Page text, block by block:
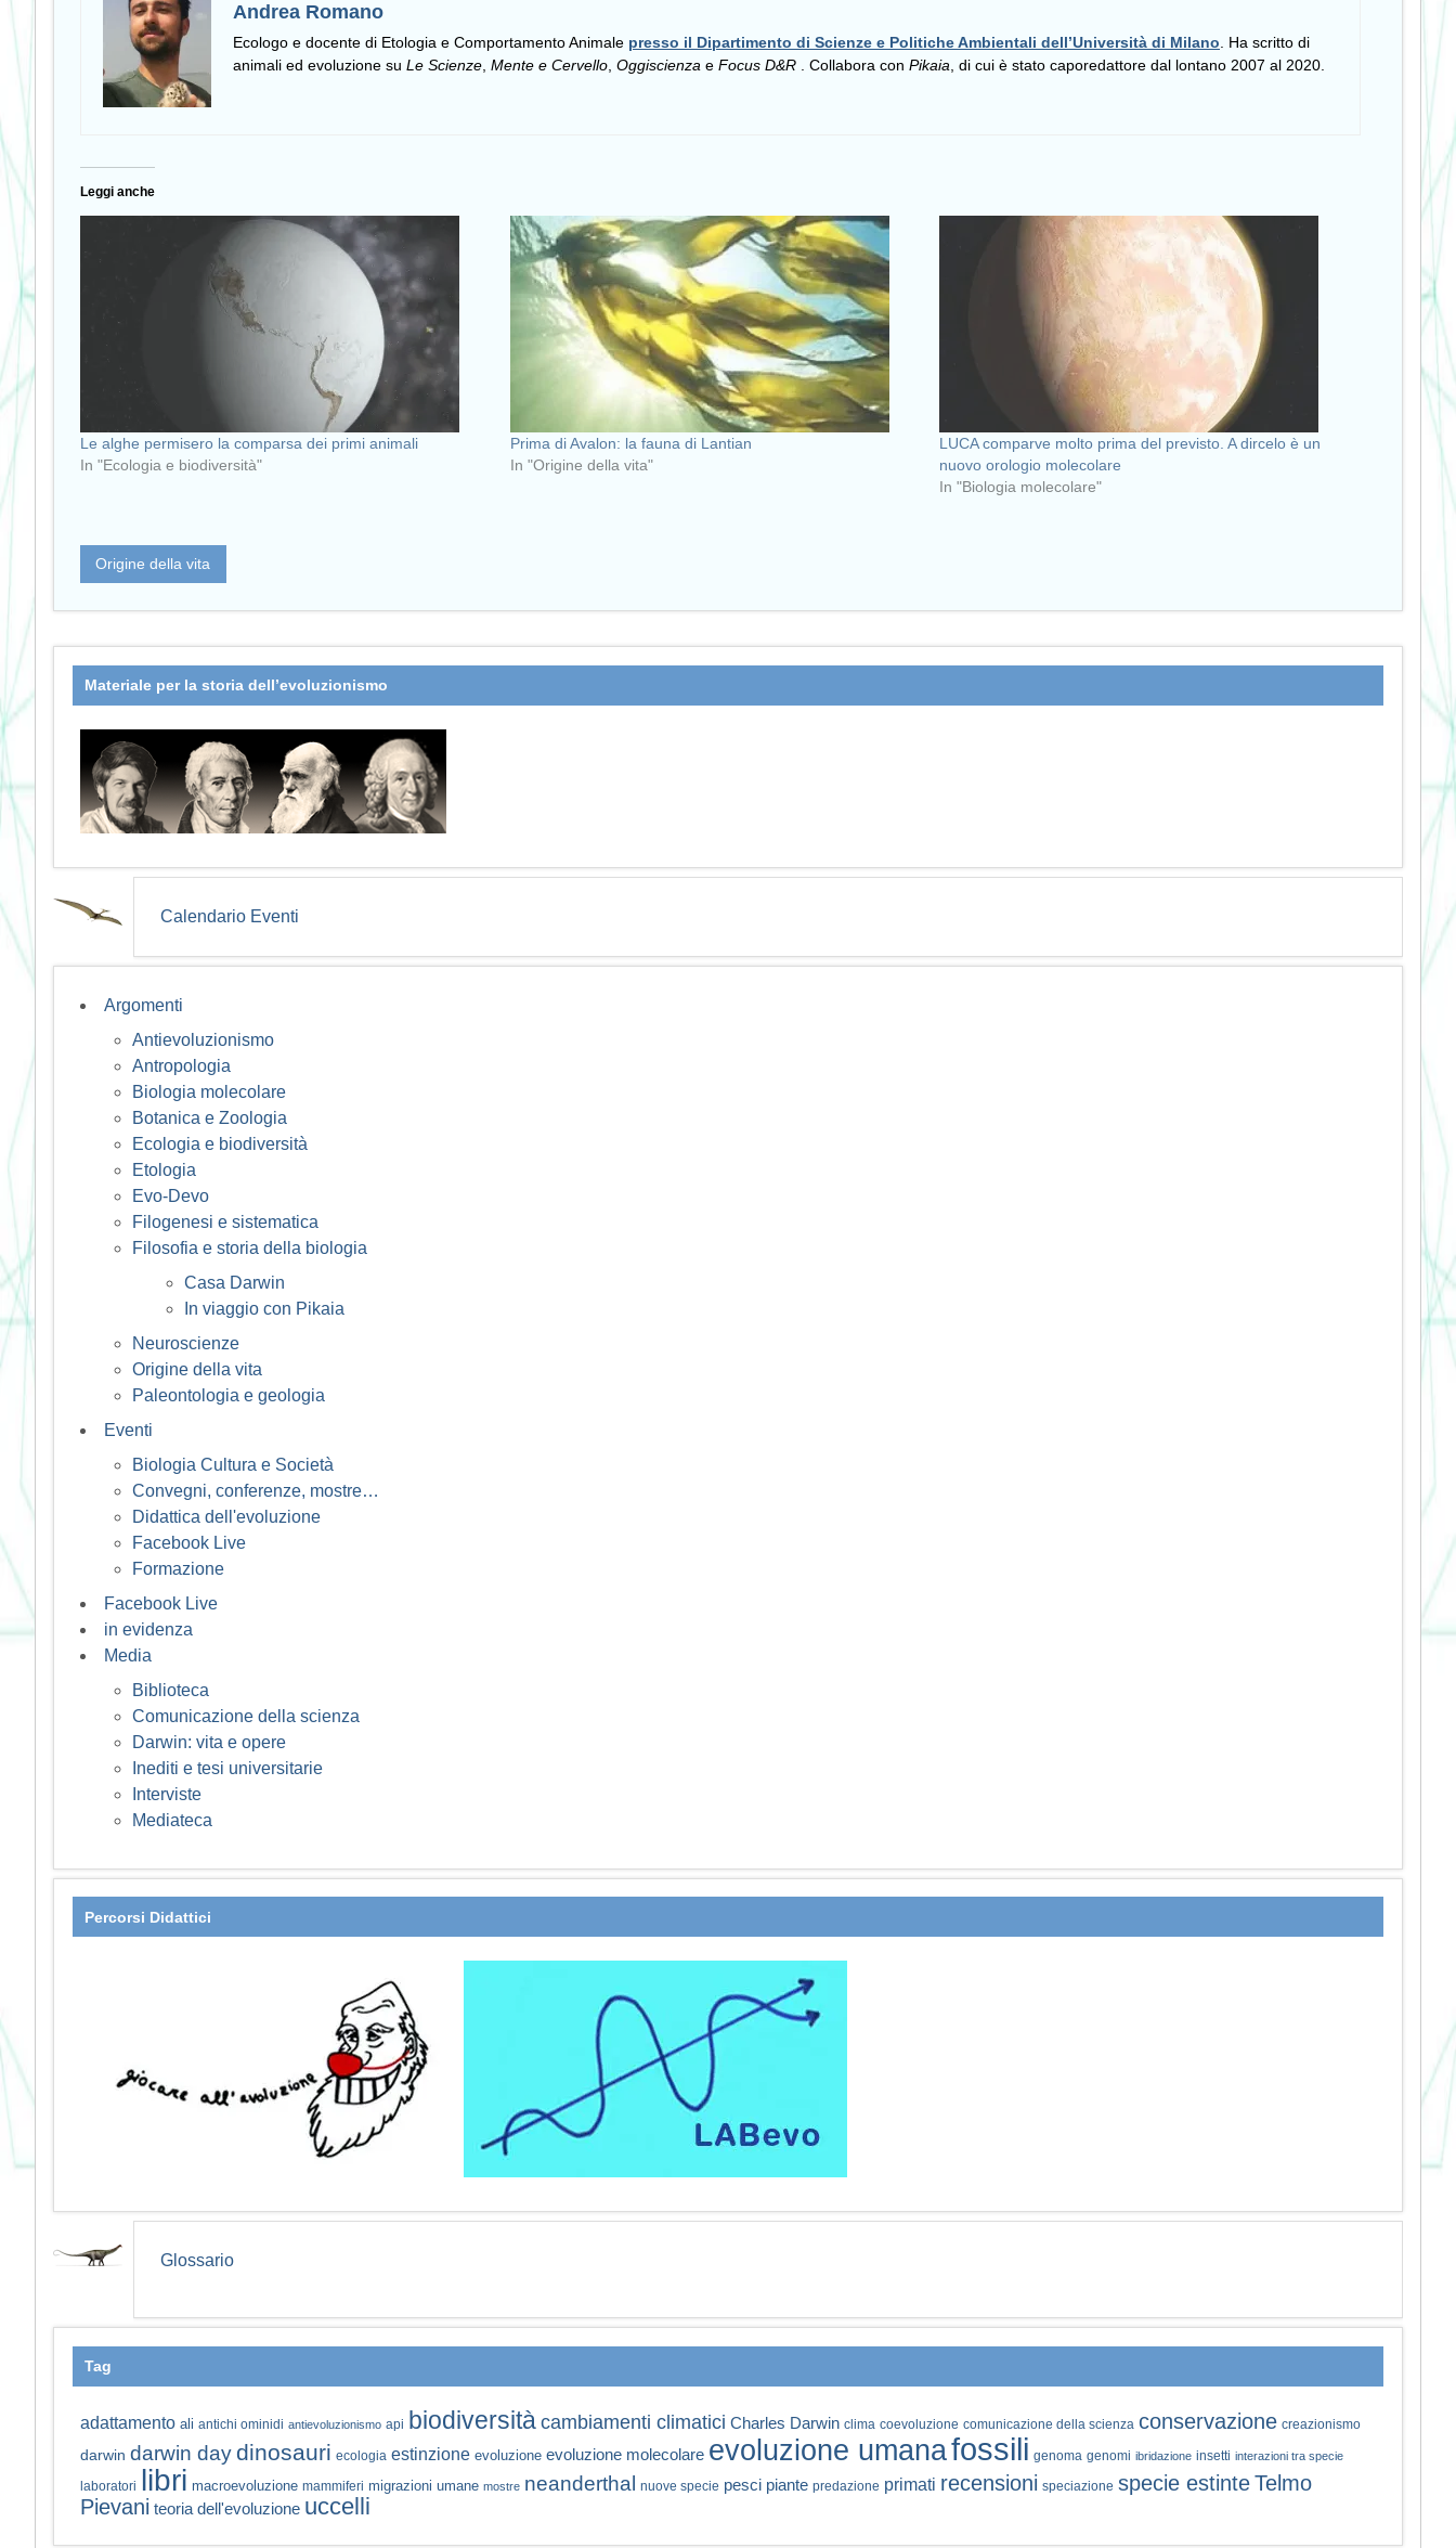
Andrea Romano
Ecologo e docente di Etologia e Comportamento Animale presso il Dipartimento di Scienze e Politiche Ambientali dell’Università di Milano . Ha scritto di
animali ed evoluzione su Le Scienze Mente e Cervello Oggiscienza e Focus D&R . Collabora con Pikaia , di cui è stato caporedattore dal lontano 2007 al 2020.
Leggi anche
Le alghe permisero la comparsa dei primi animali
In "Ecologia e biodiversità"
Prima di Avalon: la fauna di Lantian
In "Origine della vita"
LUCA comparve molto prima del previsto. A dircelo è un
nuovo orologio molecolare
In "Biologia molecolare"
Origine della vita
Materiale per la storia dell’evoluzionismo
Calendario Eventi
Argomenti
Antievoluzionismo
Antropologia
Biologia molecolare
Botanica e Zoologia
Ecologia e biodiversità
Etologia
Evo-Devo
Filogenesi e sistematica
Filosofia e storia della biologia
Casa Darwin
In viaggio con Pikaia
Neuroscienze
Origine della vita
Paleontologia e geologia
Eventi
Biologia Cultura e Società
Convegni, conferenze, mostre…
Didattica dell'evoluzione
Facebook Live
Formazione
Facebook Live
in evidenza
Media
Biblioteca
Comunicazione della scienza
Darwin: vita e opere
Inediti e tesi universitarie
Interviste
Mediateca
Percorsi Didattici
Glossario
Tag
adattamento ali antichi ominidi antievoluzionismo api biodiversitàcambiamenti climatici Charles Darwin clima coevoluzione comunicazione della scienza conservazione creazionismo
darwin darwin daydinosauri ecologia estinzione evoluzione evoluzione molecolare evoluzione umanafossili genoma genomi ibridazione insetti interazioni tra specie
laboratori libri macroevoluzione mammiferi migrazioni umane mostre neanderthal nuove specie pesci piante predazione primati recensioni speciazione specie estinteTelmo
Pievani teoria dell'evoluzione uccelli